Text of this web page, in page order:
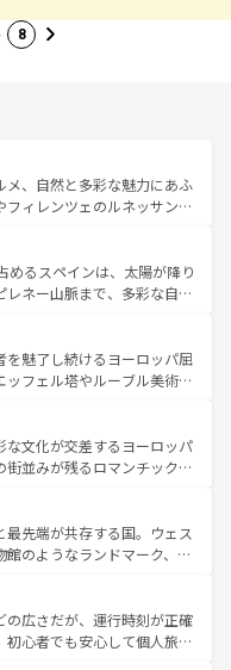
8
メ、自然と多彩な魅力にあふ
フィレンツェのルネッサンス
風景やアマルフィ海岸の絶
。観光の合間には、本場の
リア料理を堪能することも
られない旅をしてみよう！
コンテンツ一覧 を参照してほ
めるスペインは、太陽が降り
ネー山脈まで、多彩な自然
的なフラメンコ、熱気あふ
スが生活の一部となってい
た雰囲気や、バルセロナの
ゾートまで多彩な表情を見
候が異なるスペインはその個
で訪れる人を魅了する。 なお、新着のスペイン情報はコ
を魅了し続けるヨーロッパ屈
フェル塔やルーブル美術館
。華麗な宮殿、歴史的な大
豊かな自然が、訪れる者を心
は美食の国としても知ら
るランス、プロヴァンスの
彩な楽しみ方が可能だ。さ
が溢れており、どの街角に
で全く異なる文化を体験で
着のフランス情報はコンテンツ一覧
な文化が交差するヨーロッパ
並みが残るロマンチック街
ても飽きることがない。ベ
ン州のアルプスの絶景、そ
いった風景は必見。ビール
い。 なお、新着の
を参照してほしい。
先端が共存する国。ウェス
のようなランドマーク、歴
また、優雅なアフタヌーン
らない英国パブ、サッカー観
体験も豊富。イギリスを旅
の広さだが、運行時刻が正確
心者でも安心して個人旅行